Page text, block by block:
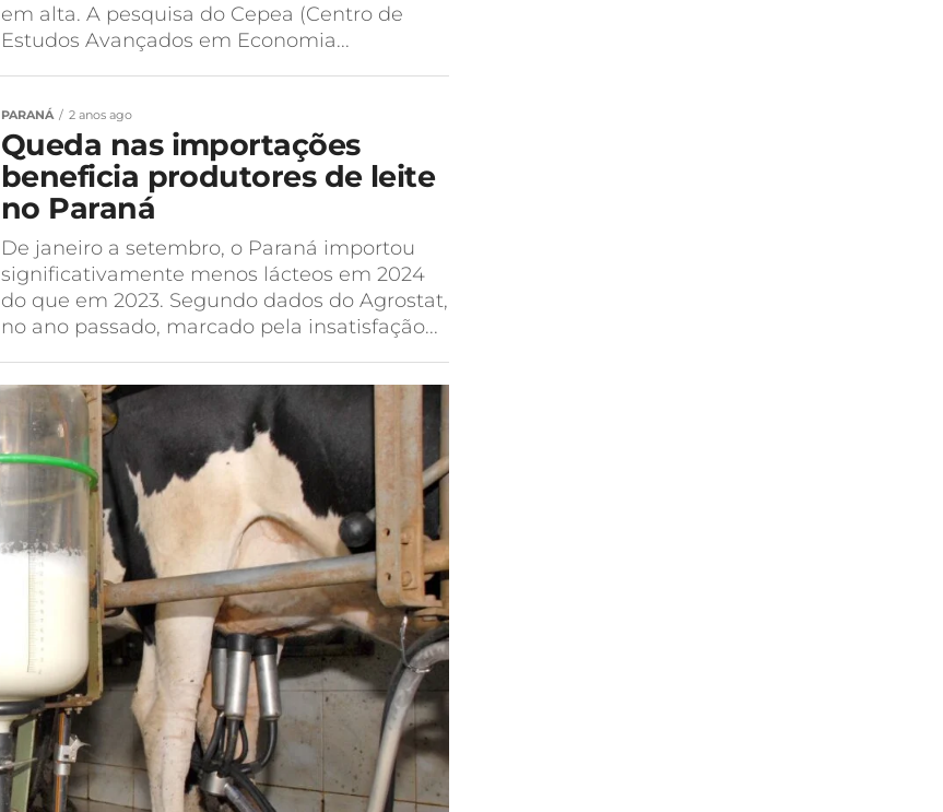
em alta. A pesquisa do Cepea (Centro de
Estudos Avançados em Economia...
PARANÁ 2 anos ago
Queda nas importações
beneficia produtores de leite
no Paraná
De janeiro a setembro, o Paraná importou
significativamente menos lácteos em 2024
do que em 2023. Segundo dados do Agrostat,
no ano passado, marcado pela insatisfação...